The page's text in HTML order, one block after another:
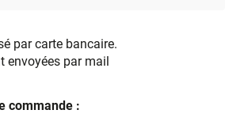
par carte bancaire.
envoyées par mail
commande :